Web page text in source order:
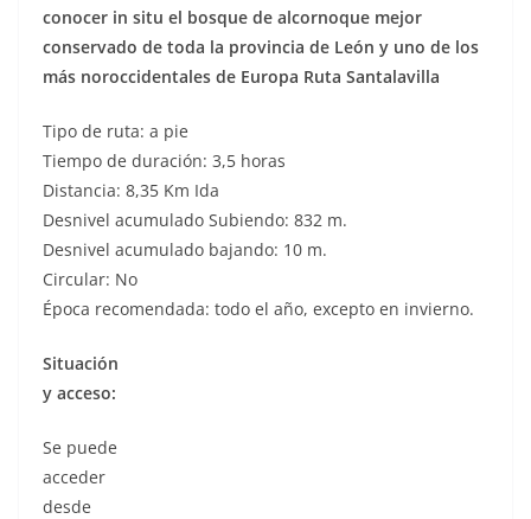
conocer in situ el bosque de alcornoque mejor
conservado de toda la provincia de León y uno de los
más noroccidentales de Europa Ruta Santalavilla
Tipo de ruta: a pie
Tiempo de duración: 3,5 horas
Distancia: 8,35 Km Ida
Desnivel acumulado Subiendo: 832 m.
Desnivel acumulado bajando: 10 m.
Circular: No
Época recomendada: todo el año, excepto en invierno.
Situación
y acceso:
Se puede
acceder
desde